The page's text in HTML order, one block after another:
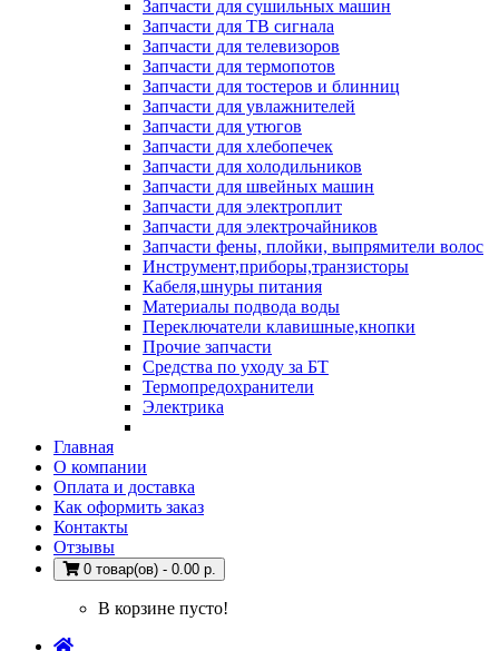
Запчасти для сушильных машин
Запчасти для ТВ сигнала
Запчасти для телевизоров
Запчасти для термопотов
Запчасти для тостеров и блинниц
Запчасти для увлажнителей
Запчасти для утюгов
Запчасти для хлебопечек
Запчасти для холодильников
Запчасти для швейных машин
Запчасти для электроплит
Запчасти для электрочайников
Запчасти фены, плойки, выпрямители волос
Инструмент,приборы,транзисторы
Кабеля,шнуры питания
Материалы подвода воды
Переключатели клавишные,кнопки
Прочие запчасти
Средства по уходу за БТ
Термопредохранители
Электрика
Главная
О компании
Оплата и доставка
Как оформить заказ
Контакты
Отзывы
0 товар(ов) - 0.00 р.
В корзине пусто!